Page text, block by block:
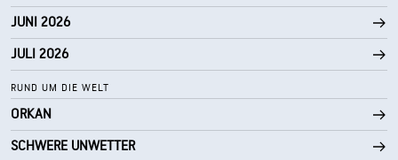
JUNI 2026
JULI 2026
RUND UM DIE WELT
ORKAN
SCHWERE UNWETTER